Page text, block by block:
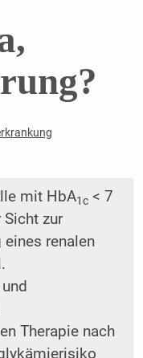
mit HbA1c< 7
zur
eines renalen
Therapie nach